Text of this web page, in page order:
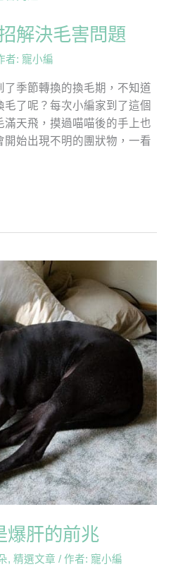
解決毛害問題
者: 寵小編
季節轉換的換毛期，不知道
了呢？每次小編家到了這個
滿天飛，摸過喵喵後的手上也
始出現不明的團狀物，一看
爆肝的前兆
, 精選文章 / 作者: 寵小編